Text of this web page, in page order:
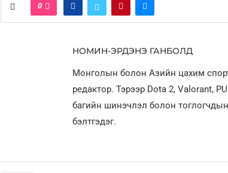
0
НОМИН-ЭРДЭНЭ ГАНБОЛД
Монголын болон Азийн цахим
редактор. Тэрээр Dota 2, Valorant,
багийн шинэчлэл болон
бэлтгэдэг.